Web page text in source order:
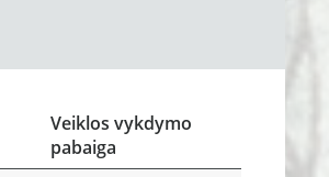
Veiklos vykdymo
pabaiga